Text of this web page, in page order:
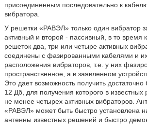
присоединенным последовательно к
вибратора.
У решетки «РАВЭЛ» только один вибратор
активный и второй - пассивный, в то время
решеток два, три или четыре активных
соединены с фазированными кабелями и
расположения вибраторов, т.е. у них
пространственное, а в заявленном
Это дает возможность получить
12 Дб, для получения которого в
не менее четырех активных вибраторов.
«РАВЭЛ» может быть быстро установлена
антенны известных решений и быстро